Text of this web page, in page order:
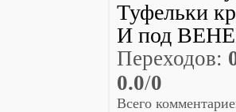
Туфельки
И под
Переходов:
0.0/0
Всего